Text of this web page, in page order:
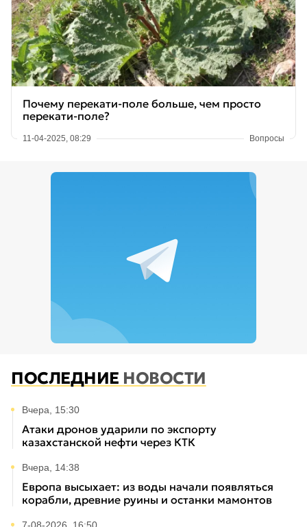
Почему перекати-поле больше, чем просто
перекати-поле?
11-04-2025, 08:29 Вопросы
ПОСЛЕДНИЕ НОВОСТИ
Вчера, 15:30
Атаки дронов ударили по экспорту
казахстанской нефти через КТК
Вчера, 14:38
Европа высыхает: из воды начали появляться
корабли, древние руины и останки мамонтов